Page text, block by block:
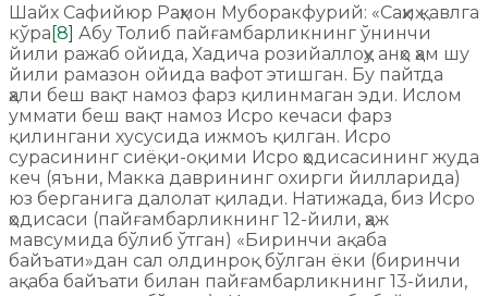
Шайх Сафийюр Раҳмон Муборакфурий: «Саҳиҳ қавлга
кўра [8] Абу Толиб пайғамбарликнинг ўнинчи
йили ражаб ойида, Хадича розийаллоҳу анҳо ҳам шу
йили рамазон ойида вафот этишган. Бу пайтда
ҳали беш вақт намоз фарз қилинмаган эди. Ислом
уммати беш вақт намоз Исро кечаси фарз
қилингани хусусида ижмоъ қилган. Исро
сурасининг сиёқи-оқими Исро ҳодисасининг жуда
кеч (яъни, Макка даврининг охирги йилларида)
юз берганига далолат қилади. Натижада, биз Исро
ҳодисаси (пайғамбарликнинг 12-йили, ҳаж
мавсумида бўлиб ўтган) «Биринчи ақаба
байъати»дан сал олдинроқ бўлган ёки (биринчи
ақаба байъати билан пайғамбарликнинг 13-йили,